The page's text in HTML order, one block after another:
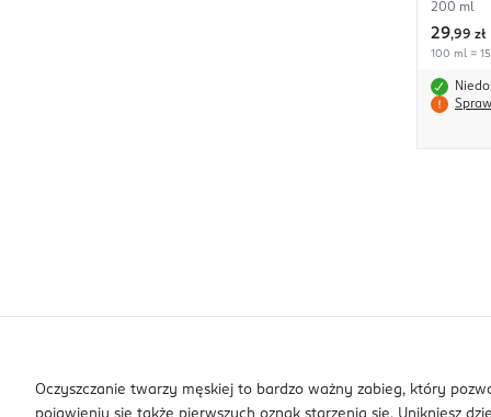
200 ml
29,99 zł
100 ml =
Oczyszczanie twarzy męskiej to bardzo ważny zabieg, który